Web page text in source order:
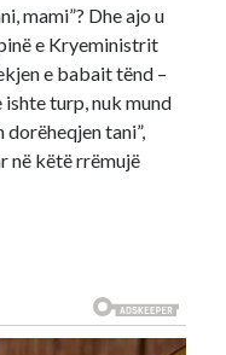
mami”? Dhe ajo u
e Kryeministrit
e babait tënd –
ishte turp, nuk mund
dorëheqjen tani”,
në këtë rrëmujë